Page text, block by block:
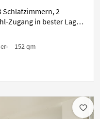
Schlafzimmern, 2
Zugang in bester Lage
152 qm